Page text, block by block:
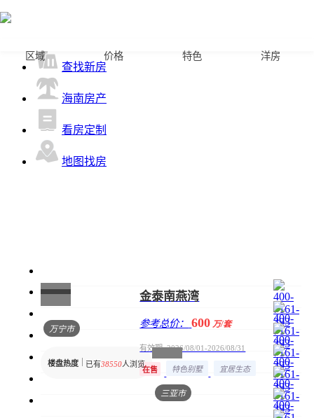
查找新房
海南房产
看房定制
地图找房
区域 价格 特色 洋房
万宁市
金泰南燕湾
参考总价： 600 万/套
有效期 2026/08/01-2026/08/31
在售 特色别墅 宜居生态
楼盘热度 已有38550人浏览
三亚市